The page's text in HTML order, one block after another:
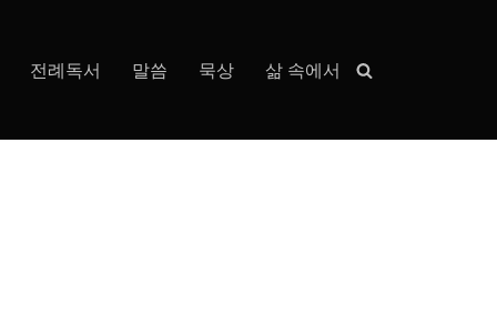
전례독서 말씀 묵상 삶 속에서